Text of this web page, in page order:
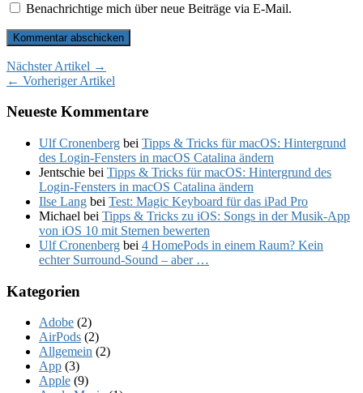
Benachrichtige mich über neue Beiträge via E-Mail.
Nächster Artikel →
← Vorheriger Artikel
Neueste Kommentare
Ulf Cronenberg bei Tipps & Tricks für macOS: Hintergrund
des Login-Fensters in macOS Catalina ändern
Jentschie bei Tipps & Tricks für macOS: Hintergrund des
Login-Fensters in macOS Catalina ändern
Ilse Lang bei Test: Magic Keyboard für das iPad Pro
Michael bei Tipps & Tricks zu iOS: Songs in der Musik-App
von iOS 10 mit Sternen bewerten
Ulf Cronenberg bei 4 HomePods in einem Raum? Kein
echter Surround-Sound – aber …
Kategorien
Adobe (2)
AirPods (2)
Allgemein (2)
App (3)
Apple (9)